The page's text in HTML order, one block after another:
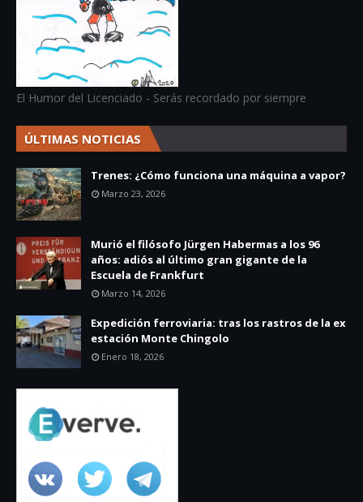
El Humor del Licenciado - Serás recordado por siempre
ÚLTIMAS NOTICIAS
Trenes: ¿Cómo funciona una máquina a vapor?
Marzo 23, 2026
Murió el filósofo Jürgen Habermas a los 96
años: adiós al último gran gigante de la
Escuela de Frankfurt
Marzo 14, 2026
Expedición ferroviaria: tras los rastros de la ex
estación Monte Chingolo
Enero 18, 2026